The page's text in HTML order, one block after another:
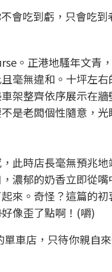
會吃到虧，只會吃
。正港地騷年文青
毫無違和。十坪左右
架整齊依序展示在
是老闆個性隨意，
此時店長毫無預兆
濃郁的奶香立即從
來。奇怪？這篇的
像歪了點啊！(嚼)
車店，只待你親自